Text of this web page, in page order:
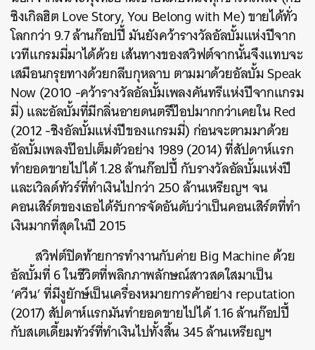
ซิงเกิลฮิต Love Story, You Belong with Me) ขายได้ทั่ว
โลกกว่า 9.7 ล้านก๊อปปี้ มันยังคว้ารางวัลอัลบั้มแห่งปีจาก
เวทีแกรมมี่มาได้ด้วย เส้นทางของสวิฟต์จากนั้นจึงแทบจะ
เสมือนกรุยทางด้วยกลีบกุหลาบ ตามมาด้วยอัลบั้ม Speak
Now (2010 -คว้ารางวัลอัลบั้มเพลงคันทรีแห่งปีจากแกรม
มี่) และอัลบั้มที่มีกลิ่นอายดนตรีป๊อปมากกว่าเคยใน Red
(2012 -ชิงอัลบั้มแห่งปีของแกรมมี่) ก่อนจะตามมาด้วย
อัลบั้มเพลงป๊อปเต็มตัวอย่าง 1989 (2014) ที่สัปดาห์แรก
ทำยอดขายไปได้ 1.28 ล้านก๊อปปี้ กับรางวัลอัลบั้มแห่งปี
และเวิลด์ทัวร์ที่ทำเงินไปกว่า 250 ล้านเหรียญฯ จน
คอนเสิร์ตของเธอได้รับการจัดอันดับว่าเป็นคอนเสิร์ตที่ทำ
เงินมากที่สุดในปี 2015
สวิฟต์ปิดท้ายการทำงานกับค่าย Big Machine ด้วย
อัลบั้มที่ 6 ในชีวิตที่พลิกภาพลักษณ์สาวสดใสมาเป็น
‘ควีน’ ที่มีงูยักษ์เป็นเครื่องหมายการค้าอย่าง reputation
(2017) สัปดาห์แรกมันทำยอดขายไปได้ 1.16 ล้านก๊อปปี้
กับสเตเดี้ยมทัวร์ที่ทำเงินไปทั้งสิ้น 345 ล้านเหรียญฯ